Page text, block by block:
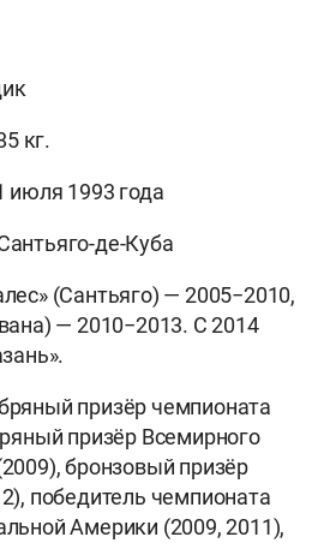
кг.
июля 1993 года
де-Куба
(Сантьяго) — 2005−2010,
— 2010−2013. С 2014
призёр чемпионата
призёр Всемирного
бронзовый призёр
победитель чемпионата
Америки (2009, 2011),